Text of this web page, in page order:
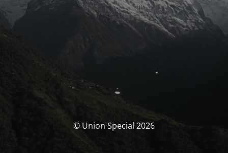
© Union Special 2026